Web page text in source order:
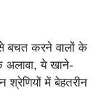
बचत करने वालों के
अलावा, ये खाने-
श्रेणियों में बेहतरीन